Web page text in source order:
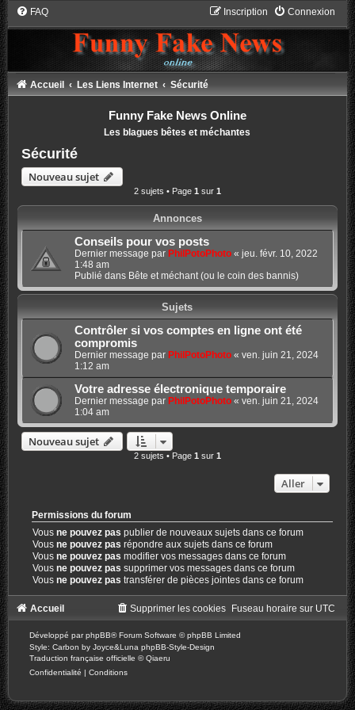
FAQ Connexion
Inscription
Accueil Les Liens Internet Sécurité
Funny Fake News Online
Les blagues bêtes et méchantes
Sécurité
Nouveau sujet
2 sujets • Page 1 sur 1
Annonces
Conseils pour vos posts
Dernier message par PhilPotoPhoto« jeu. févr. 10, 2022
1:48 am
Publié dans Bête et méchant (ou le coin des bannis)
Sujets
Contrôler si vos comptes en ligne ont été
compromis
Dernier message par PhilPotoPhoto« ven. juin 21, 2024
1:12 am
Votre adresse électronique temporaire
Dernier message par PhilPotoPhoto« ven. juin 21, 2024
1:04 am
Nouveau sujet
2 sujets • Page 1 sur 1
Aller
Permissions du forum
Vousne pouvez pas publier de nouveaux sujets dans ce forum
Vousne pouvez pas répondre aux sujets dans ce forum
Vousne pouvez pas modifier vos messages dans ce forum
Vousne pouvez pas supprimer vos messages dans ce forum
Vousne pouvez pas transférer de pièces jointes dans ce forum
Accueil Fuseau horaire sur UTC
Supprimer les cookies
Développé parphpBB® Forum Software © phpBB Limited
Style: Carbon by Joyce&Luna phpBB-Style-Design
Traduction française officielle ©Qiaeru
Confidentialité | Conditions